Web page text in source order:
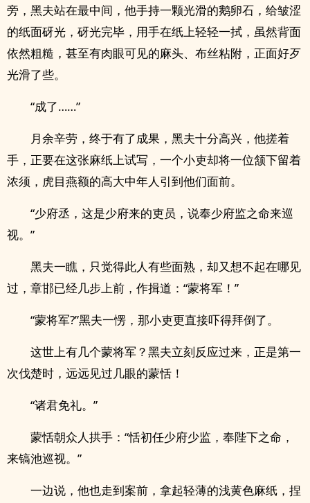
旁，黑夫站在最中间，他手持一颗光滑的鹅卵石，给皱涩
的纸面砑光，砑光完毕，用手在纸上轻轻一拭，虽然背面
依然粗糙，甚至有肉眼可见的麻头、布丝粘附，正面好歹
光滑了些。
“成了……”
月余辛劳，终于有了成果，黑夫十分高兴，他搓着
手，正要在这张麻纸上试写，一个小吏却将一位颔下留着
浓须，虎目燕额的高大中年人引到他们面前。
“少府丞，这是少府来的吏员，说奉少府监之命来巡
视。”
黑夫一瞧，只觉得此人有些面熟，却又想不起在哪见
过，章邯已经几步上前，作揖道：“蒙将军！”
“蒙将军?”黑夫一愣，那小吏更直接吓得拜倒了。
这世上有几个蒙将军？黑夫立刻反应过来，正是第一
次伐楚时，远远见过几眼的蒙恬！
“诸君免礼。”
蒙恬朝众人拱手：“恬初任少府少监，奉陛下之命，
来镐池巡视。”
一边说，他也走到案前，拿起轻薄的浅黄色麻纸，捏